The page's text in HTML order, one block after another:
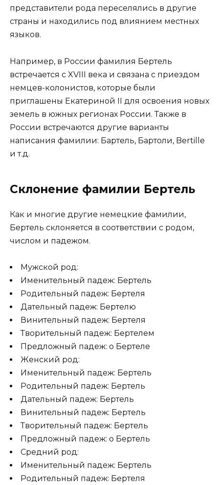
представители рода переселялись в другие
страны и находились под влиянием местных
языков.
Например, в России фамилия Бертель
встречается с XVIII века и связана с приездом
немцев-колонистов, которые были
приглашены Екатериной II для освоения новых
земель в южных регионах России. Также в
России встречаются другие варианты
написания фамилии: Бартель, Бартоли, Bertille
и т.д.
Склонение фамилии Бертель
Как и многие другие немецкие фамилии,
Бертель склоняется в соответствии с родом,
числом и падежом.
Мужской род:
Именительный падеж: Бертель
Родительный падеж: Бертеля
Дательный падеж: Бертелю
Винительный падеж: Бертеля
Творительный падеж: Бертелем
Предложный падеж: о Бертеле
Женский род:
Именительный падеж: Бертель
Родительный падеж: Бертель
Дательный падеж: Бертель
Винительный падеж: Бертель
Творительный падеж: Бертель
Предложный падеж: о Бертель
Средний род:
Именительный падеж: Бертель
Родительный падеж: Бертеля